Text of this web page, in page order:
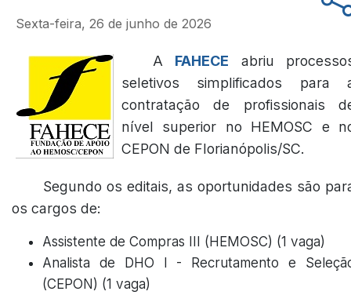
Sexta-feira, 26 de junho de 2026
A FAHECE abriu
seletivos simplificados para
contratação de profissionais
nível superior no HEMOSC e
CEPON de Florianópolis/SC.
Segundo os editais, as oportunidades são
os cargos de:
Assistente de Compras III (HEMOSC) (1 vaga)
Analista de DHO I - Recrutamento e
(CEPON) (1 vaga)